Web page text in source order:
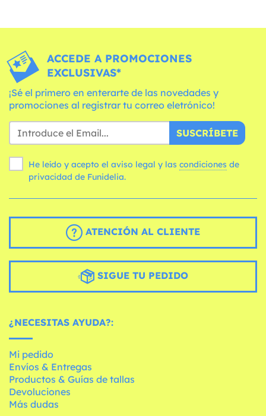
ACCEDE A PROMOCIONES
EXCLUSIVAS*
¡Sé el primero en enterarte de las novedades y
promociones al registrar tu correo eletrónico!
SUSCRÍBETE
He leído y acepto el aviso legal y las condiciones
privacidad de Funidelia.
ATENCIÓN AL CLIENTE
SIGUE TU PEDIDO
¿NECESITAS AYUDA?:
Mi pedido
Envíos & Entregas
Productos & Guías de tallas
Devoluciones
Más dudas